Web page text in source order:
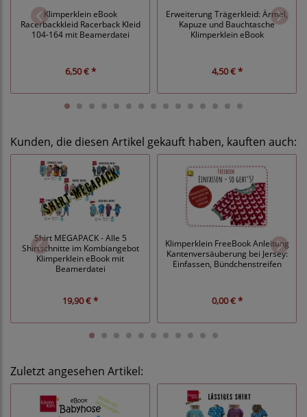
Klimperklein eBook
Racerbackkleid Racerback Kleid
104-164 mit Beamerdatei
6,50 € *
Erweiterung Trägerkleid: Ärmel,
Kapuze und Bauchtasche
Klimperklein eBook
4,50 € *
Kunden, die diesen Artikel gekauft haben, kauften auch:
Shirt MEGAPACK - Alle 5
Shirtschnitte im Kombiangebot
Klimperklein eBook mit
Beamerdatei
19,90 € *
Klimperklein FreeBook Anleitung
Kantenversäuberung bei Jersey:
Einfassen, Bündchenstreifen
0,00 € *
Zuletzt angesehen Artikel: